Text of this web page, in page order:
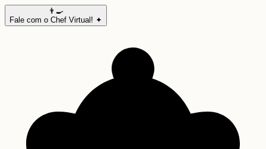
👨‍🍳
Fale com o Chef Virtual! ✦